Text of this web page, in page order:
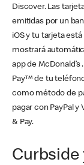
Discover. Las
emitidas por un
iOS y tu tarjeta
mostrará
app de
Pay™ de tu
como método de
pagar con PayPal
& Pay.
Curbside